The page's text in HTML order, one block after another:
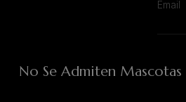
No Se Admiten Mascotas